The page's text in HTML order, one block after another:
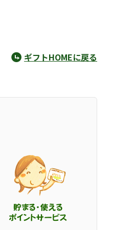
ギフトHOMEに戻る